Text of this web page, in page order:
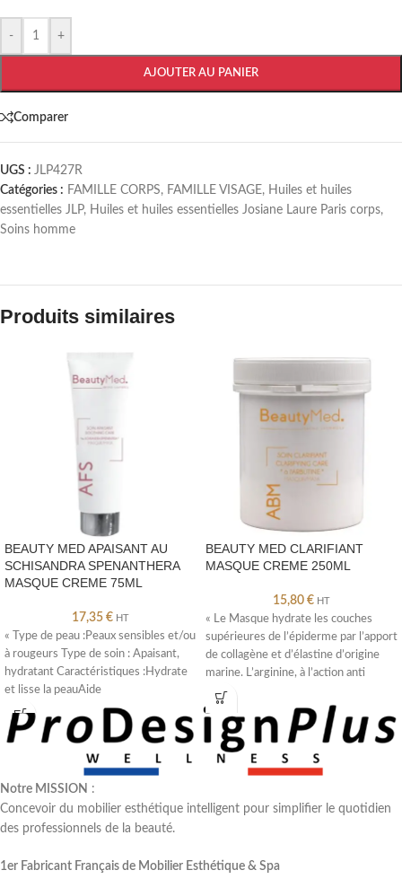
- +
AJOUTER AU PANIER
Comparer
UGS : JLP427R
Catégories : FAMILLE CORPS, FAMILLE VISAGE, Huiles et huiles
essentielles JLP, Huiles et huiles essentielles Josiane Laure Paris corps,
Soins homme
Produits similaires
BEAUTY MED APAISANT AU
SCHISANDRA SPENANTHERA
MASQUE CREME 75ML
17,35 € HT
« Type de peau :Peaux sensibles et/ou
à rougeurs Type de soin : Apaisant,
hydratant Caractéristiques :Hydrate
et lisse la peauAide
BEAUTY MED CLARIFIANT
MASQUE CREME 250ML
15,80 € HT
« Le Masque hydrate les couches
supérieures de l’épiderme par l’apport
de collagène et d’élastine d’origine
marine. L’arginine, à l’action anti
Notre MISSION :
Concevoir du mobilier esthétique intelligent pour simplifier le quotidien
des professionnels de la beauté.
1er Fabricant Français de Mobilier Esthétique & Spa